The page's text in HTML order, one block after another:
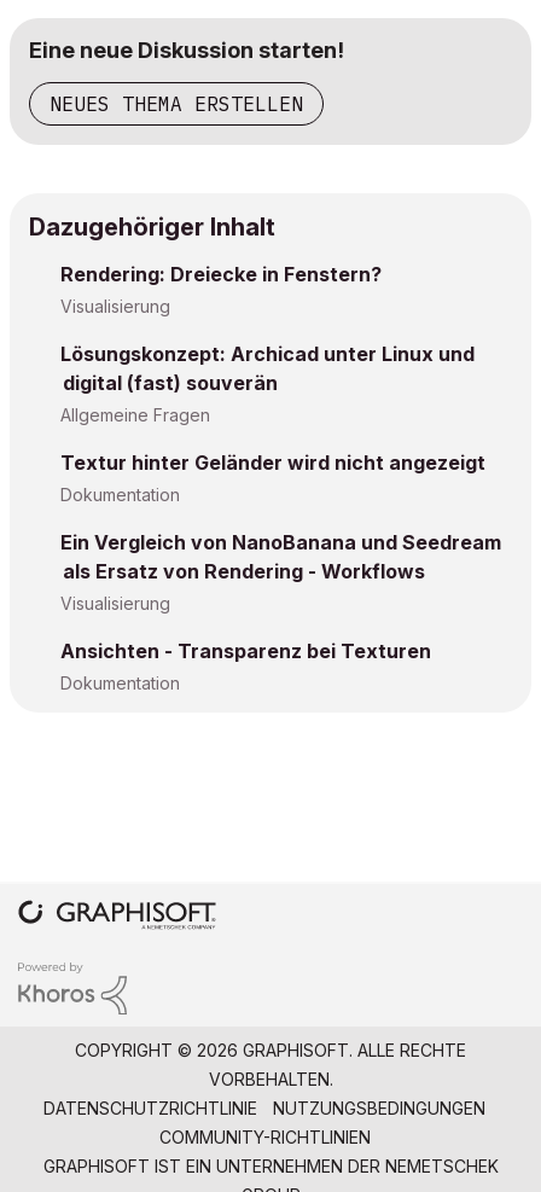
Eine neue Diskussion starten!
NEUES THEMA ERSTELLEN
Dazugehöriger Inhalt
Rendering: Dreiecke in Fenstern?
Visualisierung
Lösungskonzept: Archicad unter Linux und
digital (fast) souverän
Allgemeine Fragen
Textur hinter Geländer wird nicht angezeigt
Dokumentation
Ein Vergleich von NanoBanana und Seedream
als Ersatz von Rendering - Workflows
Visualisierung
Ansichten - Transparenz bei Texturen
Dokumentation
COPYRIGHT © 2026 GRAPHISOFT. ALLE RECHTE
VORBEHALTEN.
DATENSCHUTZRICHTLINIE
NUTZUNGSBEDINGUNGEN
COMMUNITY-RICHTLINIEN
GRAPHISOFT IST EIN UNTERNEHMEN DER NEMETSCHEK